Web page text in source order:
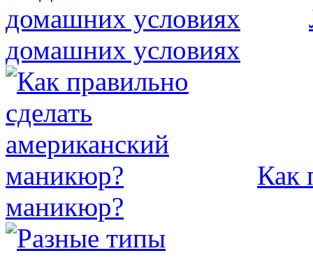
домашних условиях
Как
маникюр?